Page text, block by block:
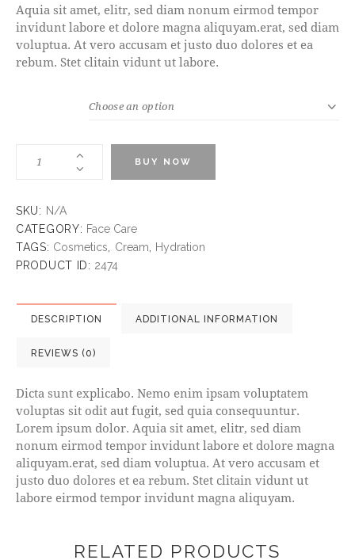
Aquia sit amet, elitr, sed diam nonum eirmod tempor
invidunt labore et dolore magna aliquyam.erat, sed diam
voluptua. At vero accusam et justo duo dolores et ea
rebum. Stet clitain vidunt ut labore.
BUY NOW
SKU: N/A
CATEGORY: Face Care
TAGS: Cosmetics Cream
Hydration
PRODUCT ID: 2474
DESCRIPTION ADDITIONAL INFORMATION
REVIEWS (0)
Dicta sunt explicabo. Nemo enim ipsam voluptatem
voluptas sit odit aut fugit, sed quia consequuntur.
Lorem ipsum dolor. Aquia sit amet, elitr, sed diam
nonum eirmod tempor invidunt labore et dolore magna
aliquyam.erat, sed diam voluptua. At vero accusam et
justo duo dolores et ea rebum. Stet clitain vidunt ut
labore eirmod tempor invidunt magna aliquyam.
RELATED PRODUCTS